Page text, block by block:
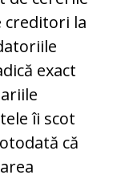
creditori la
exact
îi scot
că